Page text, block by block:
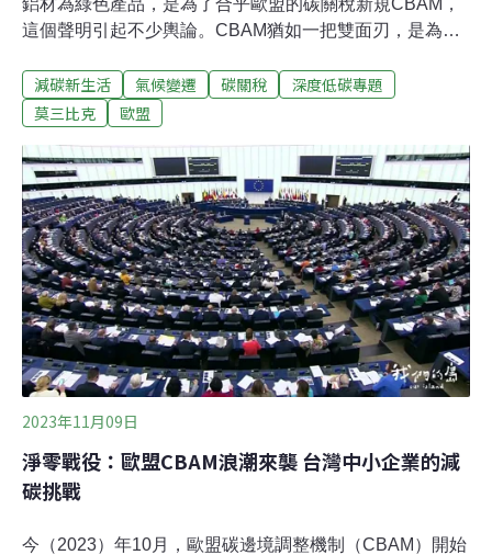
鋁材為綠色產品，是為了合乎歐盟的碳關稅新規CBAM，
這個聲明引起不少輿論。CBAM猶如一把雙面刃，是為促
於莫三比克的戰略性資產，也是莫國規模最大的產業之
一。莫國的鋁年產量是57萬噸，其中90%以上為外銷，大
（Carbon Border Adjustment Mechanism, CBAM）後，
從2026年起，莫三比克生產這些鋁所產生的碳排放量將須
繳交碳關稅。莫國的鋁多來自於當地的Mozal鋁冶煉廠，
在地聘僱的員工近3000人，間接帶動了週邊產業的就業機
會。Mozal公司位於非洲東南部莫三比克的首都馬布托郊
區，最大持股公司為澳洲South32，由三菱公司
（Mitsubishi）等企業共同持有。South32宣稱，為了合乎
歐盟的碳關稅新規，
減碳新生活 氣候變遷 碳關稅
深度低碳專題
莫三比克
歐盟
2023年11月09日
淨零戰役：歐盟CBAM浪潮來襲 台灣中小企業的減
碳挑戰
今（2023）年10月，歐盟碳邊境調整機制（CBAM）開始